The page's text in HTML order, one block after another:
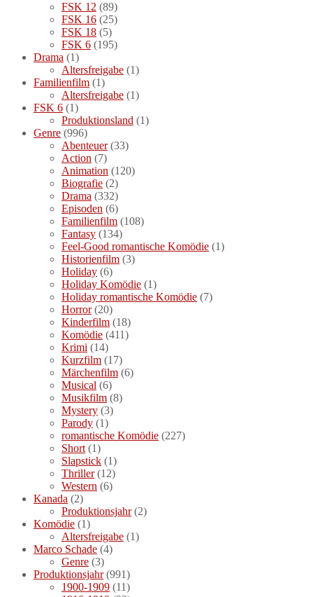
FSK 12 (89)
FSK 16 (25)
FSK 18 (5)
FSK 6 (195)
Drama (1)
Altersfreigabe (1)
Familienfilm (1)
Altersfreigabe (1)
FSK 6 (1)
Produktionsland (1)
Genre (996)
Abenteuer(33)
Action (7)
Animation (120)
Biografie (2)
Drama (332)
Episoden (6)
Familienfilm (108)
Fantasy (134)
Feel-Good romantische Komödie (1)
Historienfilm (3)
Holiday (6)
Holiday Komödie (1)
Holiday romantische Komödie (7)
Horror(20)
Kinderfilm (18)
Komödie (411)
Krimi (14)
Kurzfilm (17)
Märchenfilm (6)
Musical (6)
Musikfilm (8)
Mystery (3)
Parody (1)
romantische Komödie (227)
Short (1)
Slapstick (1)
Thriller(12)
Western (6)
Kanada (2)
Produktionsjahr(2)
Komödie (1)
Altersfreigabe (1)
Marco Schade (4)
Genre (3)
Produktionsjahr(991)
1900-1909 (11)